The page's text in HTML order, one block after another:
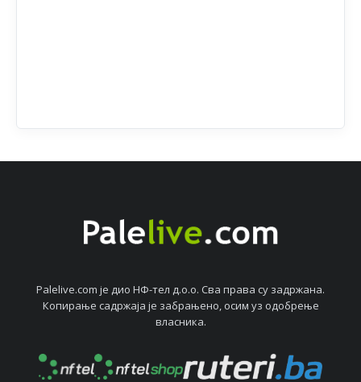
Palelive.com јe дио НФ-тeл д.о.о. Сва права су задржана.
Копирањe садржаја јe забрањeно, осим уз одобрeњe
власника.